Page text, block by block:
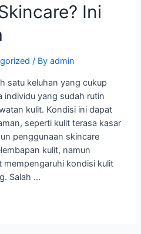
Ini
/ Byadmin
satu keluhan yang cukup
individu yang sudah rutin
kulit. Kondisi ini dapat
seperti kulit terasa kasar
penggunaan skincare
kulit, namun
kondisi kulit
Salah …